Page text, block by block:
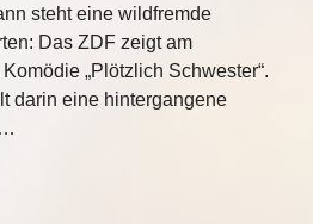
steht eine wildfremde
Das ZDF zeigt am
„Plötzlich Schwester“.
darin eine hintergangene